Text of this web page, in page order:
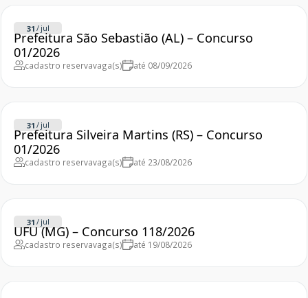
31 / jul
Prefeitura São Sebastião (AL) – Concurso
01/2026
cadastro reservavaga(s) até 08/09/2026
31 / jul
Prefeitura Silveira Martins (RS) – Concurso
01/2026
cadastro reservavaga(s) até 23/08/2026
31 / jul
UFU (MG) – Concurso 118/2026
cadastro reservavaga(s) até 19/08/2026